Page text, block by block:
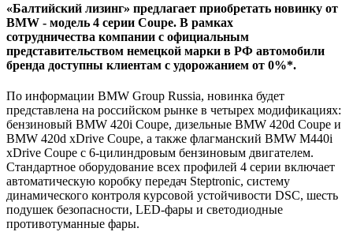
«Балтийский лизинг» предлагает приобретать новинку от
BMW - модель 4 серии Coupe. В рамках
сотрудничества компании с официальным
представительством немецкой марки в РФ автомобили
бренда доступны клиентам с удорожанием от 0%*.
По информации BMW Group Russia, новинка будет
представлена на российском рынке в четырех модификациях:
бензиновый BMW 420i Coupe, дизельные BMW 420d Coupe и
BMW 420d xDrive Coupe, а также флагманский BMW M440i
xDrive Coupe с 6-цилиндровым бензиновым двигателем.
Стандартное оборудование всех профилей 4 серии включает
автоматическую коробку передач Steptronic, систему
динамического контроля курсовой устойчивости DSC, шесть
подушек безопасности, LED-фары и светодиодные
противотуманные фары.